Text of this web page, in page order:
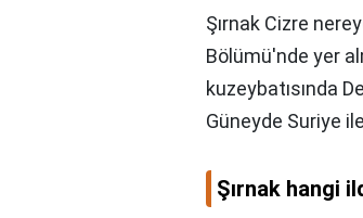
Şırnak Cizre
Bölümü'nde yer
kuzeybatısında
Güneyde Suriye
Şırnak hangi